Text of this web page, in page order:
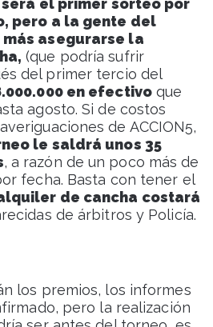
será el primer sorteo por
pero a la gente del
asegurarse la
(que podría sufrir
del primer tercio del
en efectivoque
agosto. Si de costos
de ACCION5,
le saldrá unos 35
, a razón de un poco más de
fecha. Basta con tener el
de cancha costará
de árbitros y Policía.
los premios, los informes
pero la realización